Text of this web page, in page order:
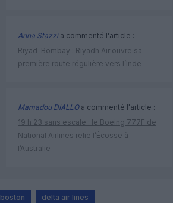
Anna Stazzia commenté l'article :
Riyad–Bombay : Riyadh Air ouvre sa
première route régulière vers l’Inde
Mamadou DIALLOa commenté l'article :
19 h 23 sans escale : le Boeing 777F de
National Airlines relie l’Écosse à
l’Australie
boston delta air lines